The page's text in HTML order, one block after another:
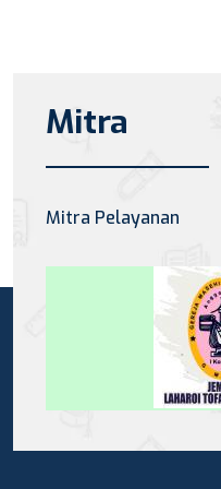
Mitra
Mitra Pelayanan